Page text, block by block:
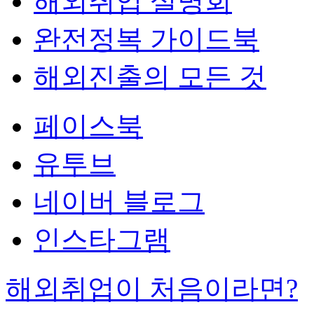
완전정복 가이드북
해외진출의 모든 것
페이스북
유투브
네이버 블로그
인스타그램
해외취업이 처음이라면?